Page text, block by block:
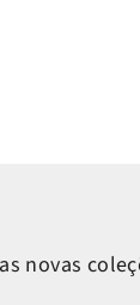
novas